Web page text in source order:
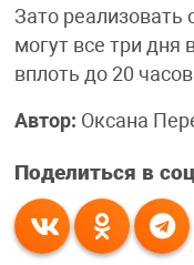
Зато реализовать
могут все три дня
вплоть до 20
Автор: Оксана
Поделиться в